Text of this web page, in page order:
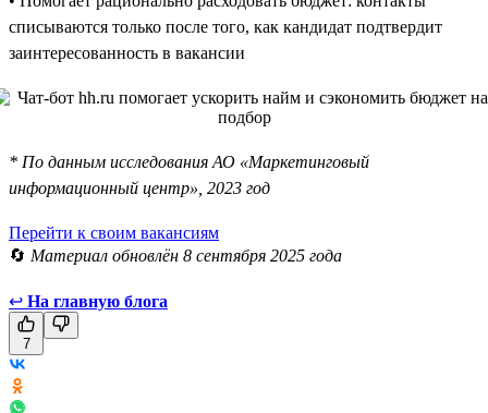
списываются только после того, как кандидат подтвердит
заинтересованность в вакансии
* По данным исследования АО «Маркетинговый
информационный центр», 2023 год
Перейти к своим вакансиям
🔄 Материал обновлён 8 сентября 2025 года
↩ На главную блога
7